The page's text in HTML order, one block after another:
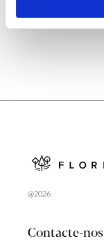
@2026
Contacte-nos